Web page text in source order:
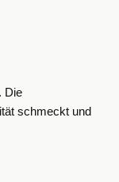
Die
schmeckt und